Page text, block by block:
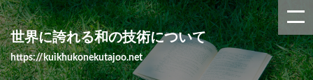
世界に誇れる和の技術について
https://kuikhukonekutajoo.net